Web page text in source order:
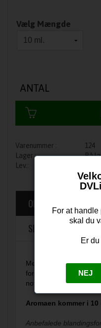
Vælg Mængde
ANTAL
124
På
OM PRODUKTET
SPØRG OS
Menthol Special Blend
fortolkning af en
noter af mynte, med
Aromaen kommer i 10
Anbefalede
For at
skal du
Er
NEJ